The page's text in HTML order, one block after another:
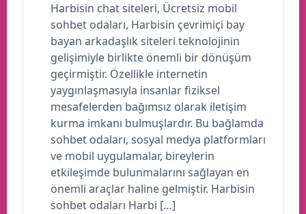
Harbisin chat siteleri, Ücretsiz mobil
sohbet odaları, Harbisin çevrimiçi bay
bayan arkadaşlık siteleri teknolojinin
gelişimiyle birlikte önemli bir dönüşüm
geçirmiştir. Özellikle internetin
yaygınlaşmasıyla insanlar fiziksel
mesafelerden bağımsız olarak iletişim
kurma imkanı bulmuşlardır. Bu bağlamda
sohbet odaları, sosyal medya platformları
ve mobil uygulamalar, bireylerin
etkileşimde bulunmalarını sağlayan en
önemli araçlar haline gelmiştir. Harbisin
sohbet odaları Harbi […]